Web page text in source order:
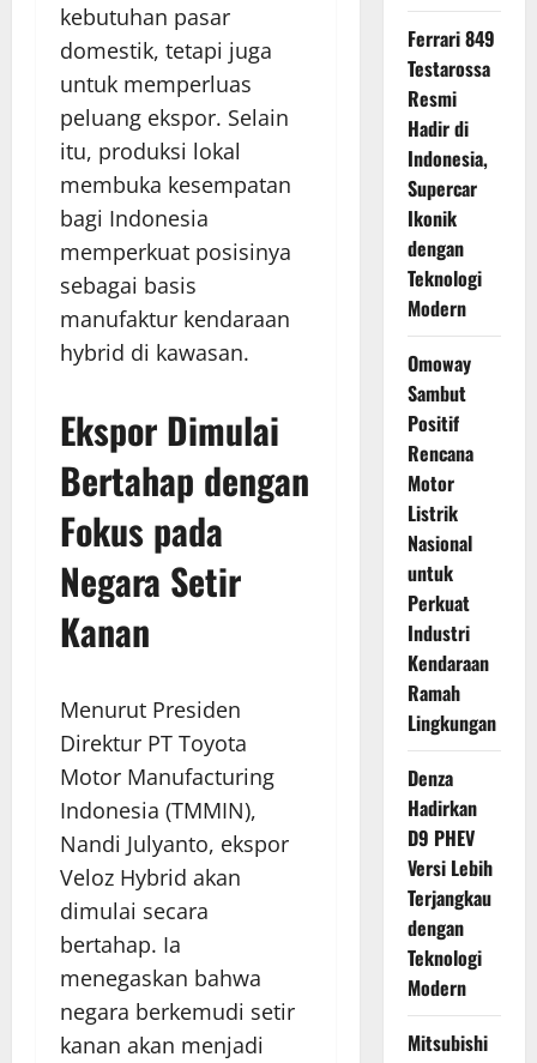
kebutuhan pasar
domestik, tetapi juga
untuk memperluas
peluang ekspor. Selain
itu, produksi lokal
membuka kesempatan
bagi Indonesia
memperkuat posisinya
sebagai basis
manufaktur kendaraan
hybrid di kawasan.
Ekspor Dimulai
Bertahap dengan
Fokus pada
Negara Setir
Kanan
Menurut Presiden
Direktur PT Toyota
Motor Manufacturing
Indonesia (TMMIN),
Nandi Julyanto, ekspor
Veloz Hybrid akan
dimulai secara
bertahap. Ia
menegaskan bahwa
negara berkemudi setir
kanan akan menjadi
Ferrari 849
Testarossa
Resmi
Hadir di
Indonesia,
Supercar
Ikonik
dengan
Teknologi
Modern
Omoway
Sambut
Positif
Rencana
Motor
Listrik
Nasional
untuk
Perkuat
Industri
Kendaraan
Ramah
Lingkungan
Denza
Hadirkan
D9 PHEV
Versi Lebih
Terjangkau
dengan
Teknologi
Modern
Mitsubishi